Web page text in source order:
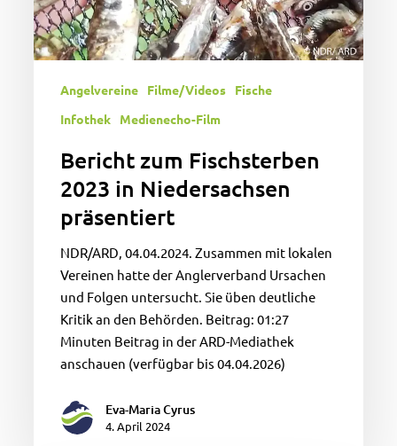
Angelvereine Filme/Videos
Fische
Infothek
Medienecho-Film
Bericht zum Fischsterben
2023 in Niedersachsen
präsentiert
NDR/ARD, 04.04.2024. Zusammen mit lokalen
Vereinen hatte der Anglerverband Ursachen
und Folgen untersucht. Sie üben deutliche
Kritik an den Behörden. Beitrag: 01:27
Minuten Beitrag in der ARD-Mediathek
anschauen (verfügbar bis 04.04.2026)
Eva-Maria Cyrus
4. April 2024